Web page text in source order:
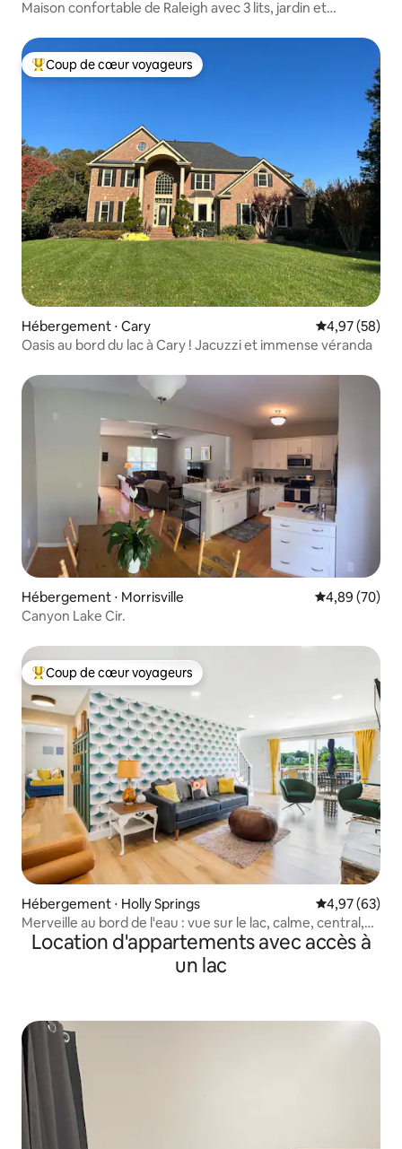
Maison confortable de Raleigh avec 3 lits, jardin et
Coups de cœur voyageurs les plus appréciés
Coup de cœur voyageurs
Hébergement ⋅ Cary Évaluation
4,97 (58)
Oasis au bord du lac à Cary ! Jacuzzi et immense véranda
Hébergement ⋅ Morrisville Évaluation
4,89 (70)
Canyon Lake Cir.
Coups de cœur voyageurs les plus appréciés
Coup de cœur voyageurs
Hébergement ⋅ Holly Springs Évaluation
4,97 (63)
Merveille au bord de l'eau : vue sur le lac, calme, central,
animaux de compagnie
Location d'appartements avec accès à
un lac